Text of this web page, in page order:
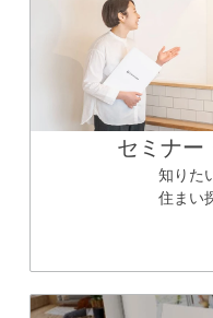
セミナー
知りた
住まい